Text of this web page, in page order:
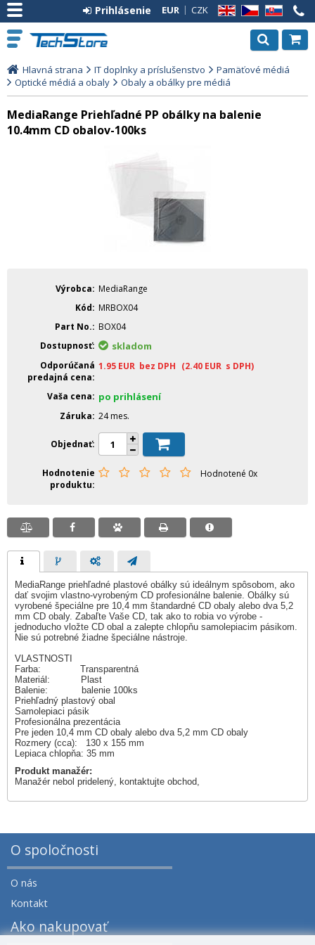
EN CZ SK
EUR CZK
Prihlásenie
Hlavná strana IT doplnky a príslušenstvo
Pamäťové médiá
Optické médiá a obaly
Obaly a obálky pre médiá
MediaRange Priehľadné PP obálky na balenie
10.4mm CD obalov-100ks
Výrobca
MediaRange
Kód
MRBOX04
Part No.
BOX04
Dostupnosť
skladom
Odporúčaná
predajná cena
1.95 EUR bez DPH (2.40 EUR s DPH)
Vaša cena po prihlásení
Záruka 24 mes.
Objednať
Hodnotenie
produktu
Hodnotené 0x
MediaRange priehľadné plastové obálky sú ideálnym spôsobom, ako
dať svojim vlastno-vyrobeným CD profesionálne balenie. Obálky sú
vyrobené špeciálne pre 10,4 mm štandardné CD obaly alebo dva 5,2
mm CD obaly. Zabaľte Vaše CD, tak ako to robia vo výrobe -
jednoducho vložte CD obal a zalepte chlopňu samolepiacim pásikom.
Nie sú potrebné žiadne špeciálne nástroje.
VLASTNOSTI
Farba: Transparentná
Materiál: Plast
Balenie: balenie 100ks
Priehľadný plastový obal
Samolepiaci pásik
Profesionálna prezentácia
Pre jeden 10,4 mm CD obaly alebo dva 5,2 mm CD obaly
Rozmery (cca): 130 x 155 mm
Lepiaca chlopňa: 35 mm
Produkt manažér:
Manažér nebol pridelený, kontaktujte obchod,
O spoločnosti
O nás
Kontakt
Ako nakupovať